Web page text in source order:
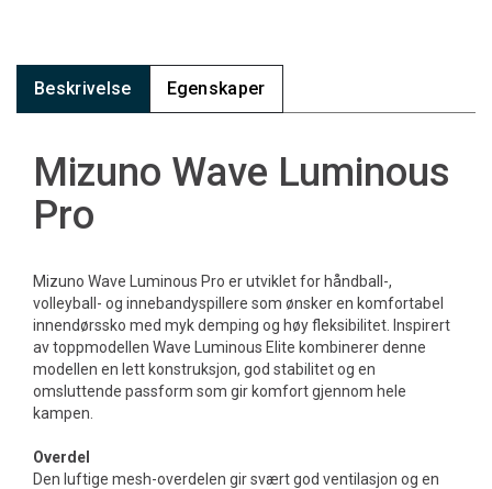
Beskrivelse Egenskaper
Mizuno Wave Luminous
Pro
Mizuno Wave Luminous Pro er utviklet for håndball-,
volleyball- og innebandyspillere som ønsker en komfortabel
innendørssko med myk demping og høy fleksibilitet. Inspirert
av toppmodellen Wave Luminous Elite kombinerer denne
modellen en lett konstruksjon, god stabilitet og en
omsluttende passform som gir komfort gjennom hele
kampen.
Overdel
Den luftige mesh-overdelen gir svært god ventilasjon og en